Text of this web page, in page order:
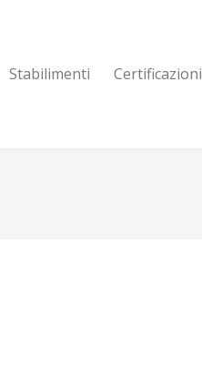
Stabilimenti Certificazioni